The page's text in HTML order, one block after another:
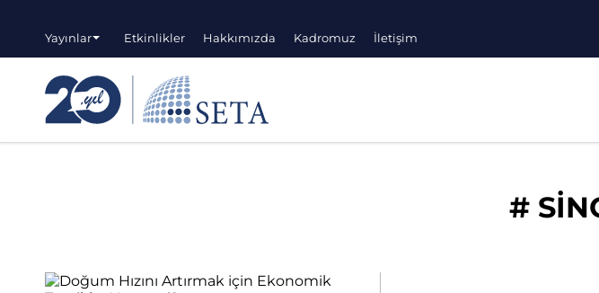
Yayınlar Etkinlikler Hakkımızda Kadromuz İletişim
#